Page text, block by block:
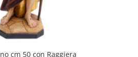
cm 50 con Raggiera